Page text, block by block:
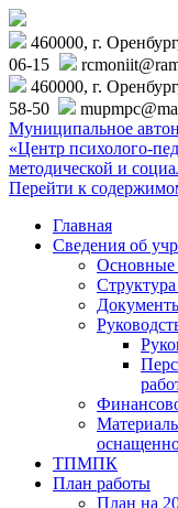
460000, г.
06-15
460000, г.
58-50
Муниципальное
«Центр психолого-
методической и
Перейти к
Главная
Сведения об
Основные
ТПМПК
План работы
План на